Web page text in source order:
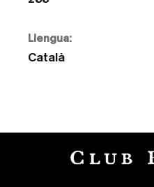
Llengua:
Català